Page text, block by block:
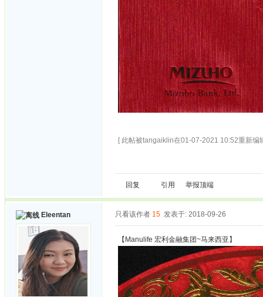
[ 此帖被tangaiklin在01-07-2021 10:52重新编
回复 引用 举报顶端
Eleentan 只看该作者 15 发表于: 2018-09-26
【Manulife 宏利金融集团~马来西亚】